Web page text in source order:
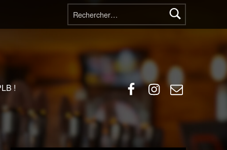
Rechercher :
!
Facebook
Instagram
E-mail